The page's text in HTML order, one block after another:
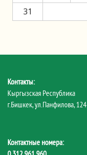
31
Контакты:
Кыргызская Республика
г.Бишкек, ул.Панфилова, 124
Контактные номера: